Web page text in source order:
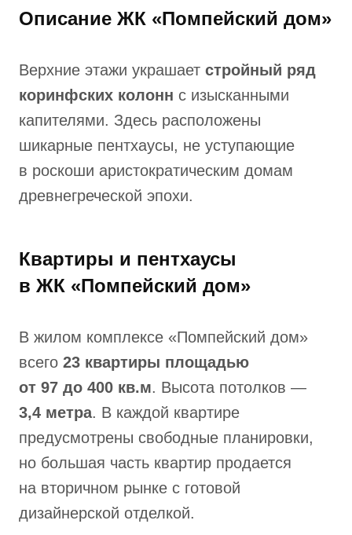
Описание ЖК «Помпейский дом»
Верхние этажи украшает стройный ряд
коринфских колонн с изысканными
капителями. Здесь расположены
шикарные пентхаусы, не уступающие
в роскоши аристократическим домам
древнегреческой эпохи.
Квартиры и пентхаусы
в ЖК «Помпейский дом»
В жилом комплексе «Помпейский дом»
всего 23 квартиры площадью
от 97 до 400 кв.м. Высота потолков —
3,4 метра. В каждой квартире
предусмотрены свободные планировки,
но большая часть квартир продается
на вторичном рынке с готовой
дизайнерской отделкой.